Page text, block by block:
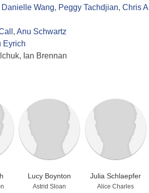
Danielle Wang, Peggy Tachdjian, Chris
, Anu Schwartz
Eyrich
Ian Brennan
Lucy Boynton
Astrid Sloan
Julia Schlaepfer
Alice Charles